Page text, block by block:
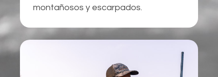
montañosos y escarpados.